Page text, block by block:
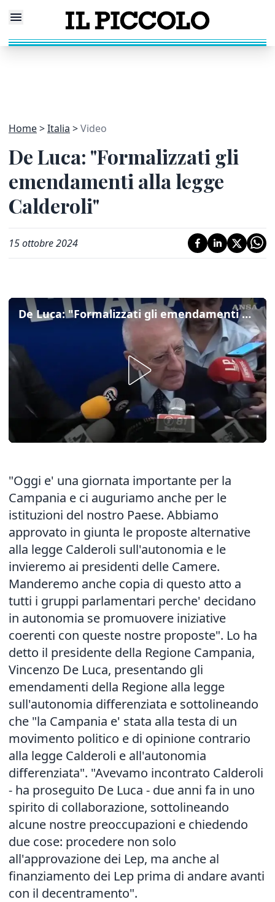
Home Italia Video
De Luca: "Formalizzati gli
emendamenti alla legge
Calderoli"
15 ottobre 2024
De Luca: "Formalizzati gli emendamenti alla legge Calderoli"
"Oggi e' una giornata importante per la
Campania e ci auguriamo anche per le
istituzioni del nostro Paese. Abbiamo
approvato in giunta le proposte alternative
alla legge Calderoli sull'autonomia e le
invieremo ai presidenti delle Camere.
Manderemo anche copia di questo atto a
tutti i gruppi parlamentari perche' decidano
in autonomia se promuovere iniziative
coerenti con queste nostre proposte". Lo ha
detto il presidente della Regione Campania,
Vincenzo De Luca, presentando gli
emendamenti della Regione alla legge
sull'autonomia differenziata e sottolineando
che "la Campania e' stata alla testa di un
movimento politico e di opinione contrario
alla legge Calderoli e all'autonomia
differenziata". "Avevamo incontrato Calderoli
- ha proseguito De Luca - due anni fa in uno
spirito di collaborazione, sottolineando
alcune nostre preoccupazioni e chiedendo
due cose: procedere non solo
all'approvazione dei Lep, ma anche al
finanziamento dei Lep prima di andare avanti
con il decentramento".